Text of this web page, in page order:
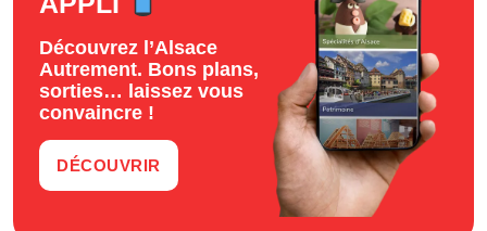
Découvrez l’Alsace
Autrement. Bons plans,
sorties… laissez vous
convaincre !
DÉCOUVRIR